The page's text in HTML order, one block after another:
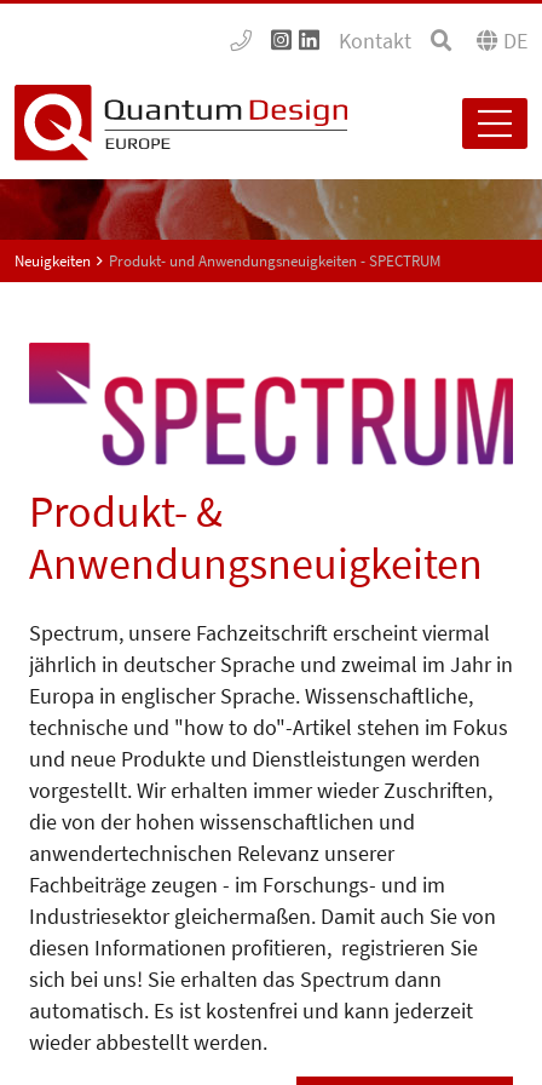
Kontakt DE
Neuigkeiten Produkt- und Anwendungsneuigkeiten - SPECTRUM
Produkt- &
Anwendungsneuigkeiten
Spectrum, unsere Fachzeitschrift erscheint viermal
jährlich in deutscher Sprache und zweimal im Jahr in
Europa in englischer Sprache. Wissenschaftliche,
technische und "how to do"-Artikel stehen im Fokus
und neue Produkte und Dienstleistungen werden
vorgestellt. Wir erhalten immer wieder Zuschriften,
die von der hohen wissenschaftlichen und
anwendertechnischen Relevanz unserer
Fachbeiträge zeugen - im Forschungs- und im
Industriesektor gleichermaßen. Damit auch Sie von
diesen Informationen profitieren, registrieren Sie
sich bei uns! Sie erhalten das Spectrum dann
automatisch. Es ist kostenfrei und kann jederzeit
wieder abbestellt werden.